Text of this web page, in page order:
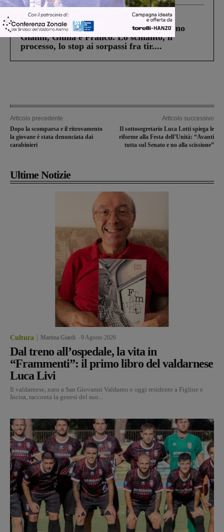
Cronaca 4 Agosto 2026
Un anno fa la strage in A1 in cui morirono
Gianni, Giulia e Franco. Lo schianto, il
processo, lo stop ai sorpassi fra tir....
Articolo precedente
Dopo la scomparsa e il ritrovamento
la giovane è stata denunciata dai
carabinieri
Articolo successivo
Il sottosegretario Luca Lotti spiega le
riforme alla Festa dell’Unità: “Avanti
tutta sul Senato e no alla scissione”
Ultime Notizie
Cultura Martina Giardi 9 Agosto 2026
Dal treno all’ospedale, la vita in
“Frammenti”: il primo libro del valdarnese
Luca Livi
Il valdarnese, nato a San Giovanni Valdarno e oggi residente a Figline e
Incisa, racconta la genesi del suo...